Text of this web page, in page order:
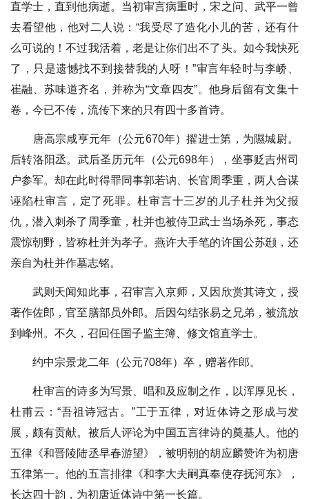
直学士，直到他病逝。当初审言病重时，宋之问、武平一曾
去看望他，他对二人说：“我受尽了造化小儿的苦，还有什
么可说的！不过我活着，老是让你们出不了头。如今我快死
了，只是遗憾找不到接替我的人呀！”审言年轻时与李峤、
崔融、苏味道齐名，并称为“文章四友”。他身后留有文集十
卷，今已不传，流传下来的只有四十多首诗。
唐高宗咸亨元年（公元670年）擢进士第，为隰城尉。
后转洛阳丞。武后圣历元年（公元698年），坐事贬吉州司
户参军。却在此时得罪同事郭若讷、长官周季重，两人合谋
诬陷杜审言，定了死罪。杜审言十三岁的儿子杜并为父报
仇，潜入刺杀了周季童，杜并也被侍卫武士当场杀死，事态
震惊朝野，皆称杜并为孝子。燕许大手笔的许国公苏颋，还
亲自为杜并作墓志铭。
武则天闻知此事，召审言入京师，又因欣赏其诗文，授
著作佐郎，官至膳部员外郎。后因勾结张易之兄弟，被流放
到峰州。不久，召回任国子监主簿、修文馆直学士。
约中宗景龙二年（公元708年）卒，赠著作郎。
杜审言的诗多为写景、唱和及应制之作，以浑厚见长，
杜甫云：“吾祖诗冠古。”工于五律，对近体诗之形成与发
展，颇有贡献。被后人评论为中国五言律诗的奠基人。他的
五律《和晋陵陆丞早春游望》，被明朝的胡应麟赞许为初唐
五律第一。他的五言排律《和李大夫嗣真奉使存抚河东》，
长达四十韵，为初唐近体诗中第一长篇。